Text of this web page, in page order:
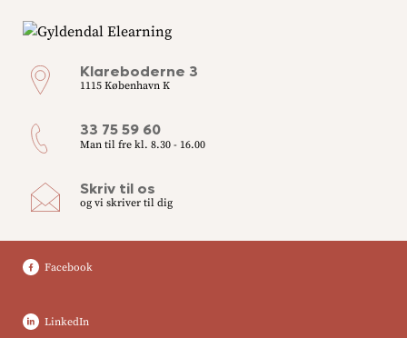
Klareboderne 3
1115 København K
33 75 59 60
Man til fre kl. 8.30 - 16.00
Skriv til os
og vi skriver til dig
Facebook
LinkedIn